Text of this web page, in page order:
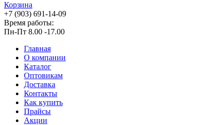
Корзина
+7 (903) 691-14-09
Время работы:
Пн-Пт 8.00 -17.00
Главная
О компании
Каталог
Оптовикам
Доставка
Контакты
Как купить
Прайсы
Акции